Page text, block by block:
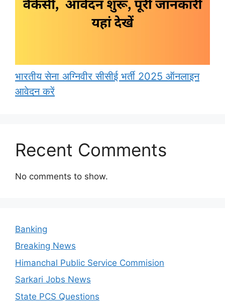
भारतीय सेना अग्निवीर सीसीई भर्ती 2025 ऑनलाइन
आवेदन करें
Recent Comments
No comments to show.
Banking
Breaking News
Himanchal Public Service Commision
Sarkari Jobs News
State PCS Questions